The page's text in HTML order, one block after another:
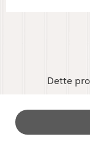
Dette
Footer-